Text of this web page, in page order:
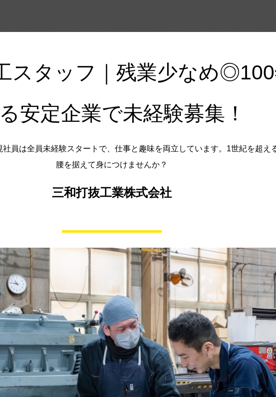
スタッフ｜残業少なめ
安定企業で未経験募集！
員は全員未経験スタートで、仕事と趣味を両立しています。1世紀を超え
腰を据えて身につけませんか？
三和打抜工業株式会社